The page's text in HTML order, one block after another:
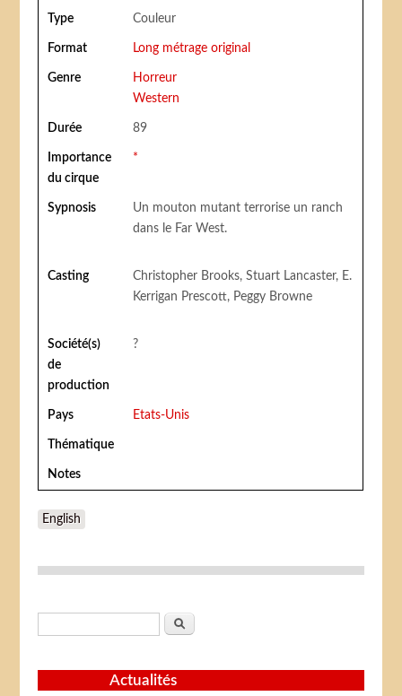
Type Couleur
Format Long métrage original
Genre
Horreur
Western
Durée 89
Importance
du cirque
*
Sypnosis
Un mouton mutant terrorise un ranch
dans le Far West.
Casting
Christopher Brooks, Stuart Lancaster, E.
Kerrigan Prescott, Peggy Browne
Société(s)
de
production
?
Pays Etats-Unis
Thématique
Notes
English
Formulaire de recherche
Rechercher
Actualités